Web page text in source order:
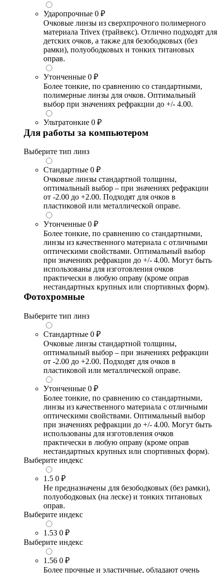
Ударопрочные 0 ₽
Очковые линзы из сверхпрочного полимерного
материала Trivex (трайвекс). Отлично подходят для
детских очков, а также для безободковых (без
рамки), полуободковых и тонких титановых
оправ.
Утонченные 0 ₽
Более тонкие, по сравнению со стандартными,
полимерные линзы для очков. Оптимальный
выбор при значениях рефракции до +/- 4.00.
Ультратонкие 0 ₽
Для работы за компьютером
Выберите тип линз
Стандартные 0 ₽
Очковые линзы стандартной толщины,
оптимальный выбор – при значениях рефракции
от -2.00 до +2.00. Подходят для очков в
пластиковой или металлической оправе.
Утонченные 0 ₽
Более тонкие, по сравнению со стандартными,
линзы из качественного материала с отличными
оптическими свойствами. Оптимальный выбор
при значениях рефракции до +/- 4.00. Могут быть
использованы для изготовления очков
практически в любую оправу (кроме оправ
нестандартных крупных или спортивных форм).
Фотохромные
Выберите тип линз
Стандартные 0 ₽
Очковые линзы стандартной толщины,
оптимальный выбор – при значениях рефракции
от -2.00 до +2.00. Подходят для очков в
пластиковой или металлической оправе.
Утонченные 0 ₽
Более тонкие, по сравнению со стандартными,
линзы из качественного материала с отличными
оптическими свойствами. Оптимальный выбор
при значениях рефракции до +/- 4.00. Могут быть
использованы для изготовления очков
практически в любую оправу (кроме оправ
нестандартных крупных или спортивных форм).
Выберите индекс
1.5 0 ₽
Не предназначены для безободковых (без рамки),
полуободковых (на леске) и тонких титановых
оправ.
Выберите индекс
1.53 0 ₽
Выберите индекс
1.56 0 ₽
Более прочные и эластичные, обладают очень